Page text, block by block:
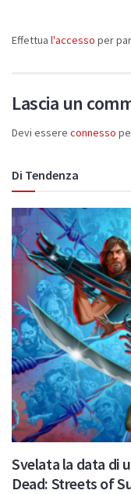
Effettua l'accesso per
Lascia un
Devi essere connesso
Di Tendenza
Svelata la data di
Dead: Streets of